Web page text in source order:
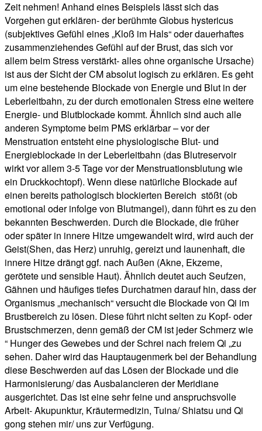
Zeit nehmen! Anhand eines Beispiels lässt sich das
Vorgehen gut erklären- der berühmte Globus hystericus
(subjektives Gefühl eines „Kloß im Hals“ oder dauerhaftes
zusammenziehendes Gefühl auf der Brust, das sich vor
allem beim Stress verstärkt- alles ohne organische Ursache)
ist aus der Sicht der CM absolut logisch zu erklären. Es geht
um eine bestehende Blockade von Energie und Blut in der
Leberleitbahn, zu der durch emotionalen Stress eine weitere
Energie- und Blutblockade kommt. Ähnlich sind auch alle
anderen Symptome beim PMS erklärbar – vor der
Menstruation entsteht eine physiologische Blut- und
Energieblockade in der Leberleitbahn (das Blutreservoir
wirkt vor allem 3-5 Tage vor der Menstruationsblutung wie
ein Druckkochtopf). Wenn diese natürliche Blockade auf
einen bereits pathologisch blockierten Bereich stößt (ob
emotional oder infolge von Blutmangel), dann führt es zu den
bekannten Beschwerden. Durch die Blockade, die früher
oder später in innere Hitze umgewandelt wird, wird auch der
Geist(Shen, das Herz) unruhig, gereizt und launenhaft, die
innere Hitze drängt ggf. nach Außen (Akne, Ekzeme,
gerötete und sensible Haut). Ähnlich deutet auch Seufzen,
Gähnen und häufiges tiefes Durchatmen darauf hin, dass der
Organismus „mechanisch“ versucht die Blockade von Qi im
Brustbereich zu lösen. Diese führt nicht selten zu Kopf- oder
Brustschmerzen, denn gemäß der CM ist jeder Schmerz wie
“ Hunger des Gewebes und der Schrei nach freiem Qi „zu
sehen. Daher wird das Hauptaugenmerk bei der Behandlung
diese Beschwerden auf das Lösen der Blockade und die
Harmonisierung/ das Ausbalancieren der Meridiane
ausgerichtet. Das ist eine sehr feine und anspruchsvolle
Arbeit- Akupunktur, Kräutermedizin, Tuina/ Shiatsu und Qi
gong stehen mir/ uns zur Verfügung.